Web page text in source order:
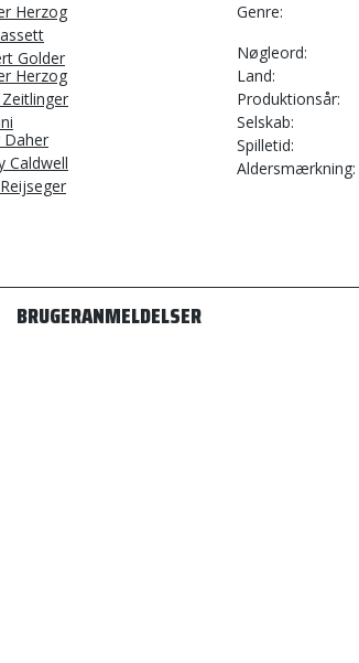
Herzog
Golder
Herzog
Daher
Caldwell
Genre
Nøgleord
Land
Produktionsår
Selskab
Spilletid
Aldersmærkning
BRUGERANMELDELSER